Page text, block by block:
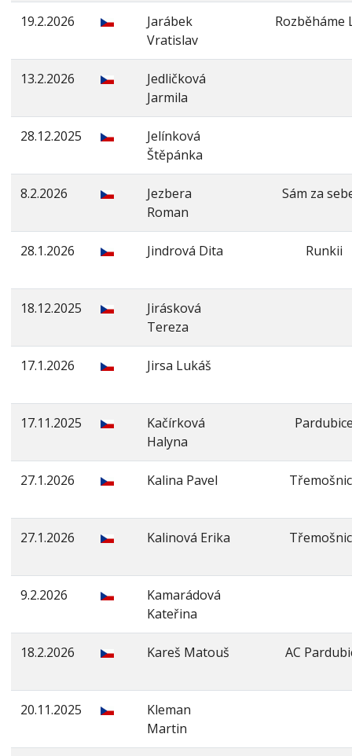
19.2.2026
Jarábek
Vratislav
Rozběháme
13.2.2026
Jedličková
Jarmila
28.12.2025
Jelínková
Štěpánka
8.2.2026
Jezbera
Roman
Sám za
28.1.2026 Jindrová Dita Runkii
18.12.2025
Jirásková
Tereza
17.1.2026 Jirsa Lukáš
17.11.2025
Kačírková
Halyna
27.1.2026 Kalina Pavel
27.1.2026 Kalinová Erika
9.2.2026
Kamarádová
Kateřina
18.2.2026 Kareš Matouš AC
20.11.2025
Kleman
Martin